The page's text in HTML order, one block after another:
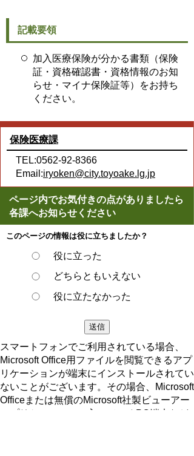
記載要領
加入医療保険が分かる書類（保険
証・資格確認書・資格情報のお知
らせ・マイナ保険証等）をお持ち
ください。
保険医療課
TEL:0562-92-8366
Email:iryoken@city.toyoake.lg.jp
ページ内でお気付きの点がありましたら
各課へお知らせください
このページの情報は役に立ちましたか？
役に立った
どちらともいえない
役に立たなかった
スマートフォンでご利用されている場合、
Microsoft Office用ファイルを閲覧できるアプ
リケーションが端末にインストールされてい
ないことがございます。その場合、Microsoft
Officeまたは無償のMicrosoft社製ビューアー
アプリケーションの入っているPC端末など